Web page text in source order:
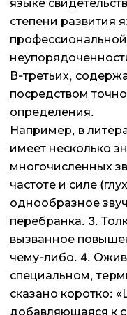
степени развития
В-третьих,
посредством
определения.
Например, в
имеет несколько
многочисленных
частоте и силе
однообразное
перебранка. 3.
вызванное
чему-либо. 4.
специальном,
сказано коротко:
добавляющаяся к